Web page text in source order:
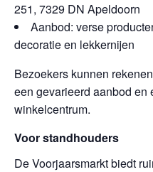
251, 7329 DN Apeldoorn
Aanbod: verse
decoratie en lekkernijen
Bezoekers kunnen
een gevarieerd aanbod en
winkelcentrum.
Voor standhouders
De Voorjaarsmarkt biedt